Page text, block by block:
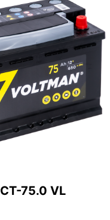
75.0 VL